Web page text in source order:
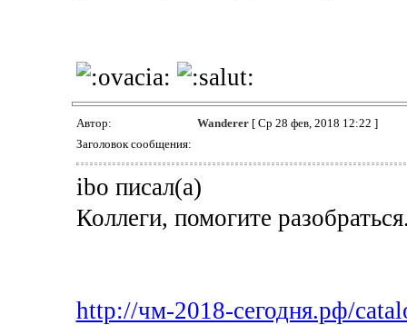
Автор: Wanderer[ Ср 28 фев, 2018 12:22 ]
Заголовок сообщения:
ibo писал(а)
Коллеги, помогите
http://чм-2018-сегодня.рф/